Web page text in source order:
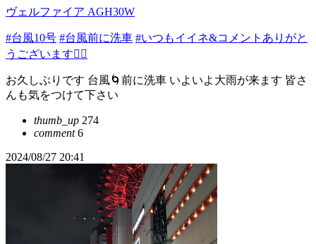
ヴェルファイア AGH30W
#台風10号 #台風前に洗車 #いつもイイネ&コメントありがと
うございます🙇‍♂️
お久しぶりです 台風🌀前に洗車 いよいよ大雨が来ます 皆さ
んも気をつけて下さい
thumb_up 274
comment6
2024/08/27 20:41